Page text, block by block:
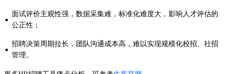
· 面试评价主观性强，数据采集难，标准化难度大，影响人才评估的
公正性；
· 招聘决策周期拉长，团队沟通成本高，难以实现规模化校招、社招
管理。